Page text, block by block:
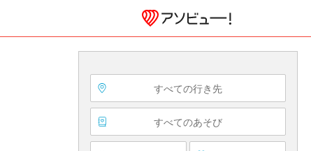
すべての行き先
すべてのあそび